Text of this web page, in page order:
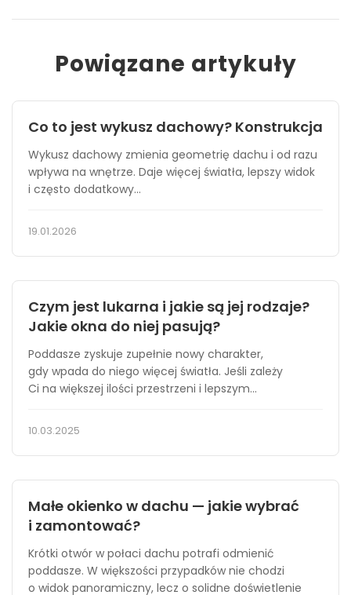
Powiązane artykuły
Co to jest wykusz dachowy? Konstrukcja
Wykusz dachowy zmienia geometrię dachu i od razu
wpływa na wnętrze. Daje więcej światła, lepszy widok
i często dodatkowy...
19.01.2026
Czym jest lukarna i jakie są jej rodzaje?
Jakie okna do niej pasują?
Poddasze zyskuje zupełnie nowy charakter,
gdy wpada do niego więcej światła. Jeśli zależy
Ci na większej ilości przestrzeni i lepszym...
10.03.2025
Małe okienko w dachu — jakie wybrać
i zamontować?
Krótki otwór w połaci dachu potrafi odmienić
poddasze. W większości przypadków nie chodzi
o widok panoramiczny, lecz o solidne doświetlenie